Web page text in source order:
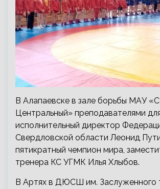
В Алапаевске в зале борьбы МАУ
Центральный» преподавателями
исполнительный директор
Свердловской области Леонид
пятикратный чемпион мира,
тренера КС УГМК Илья Хлыбов.
В Артях в ДЮСШ им. Заслуженного